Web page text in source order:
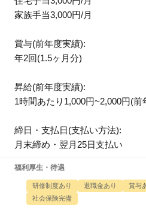
家族手当3,000円/月
賞与(前年度実績):
年2回(1.5ヶ月分)
昇給(前年度実績):
1時間あたり1,000円~2,000円(前
締日・支払日(支払い方法):
月末締め・翌月25日支払い
福利厚生・待遇
研修制度あり 退職金あり 賞与
社会保険完備